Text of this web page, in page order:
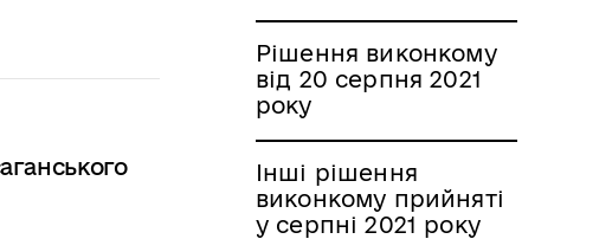
Рішення виконкому
від 20 серпня 2021
року
Інші рішення
виконкому прийняті
у серпні 2021 року